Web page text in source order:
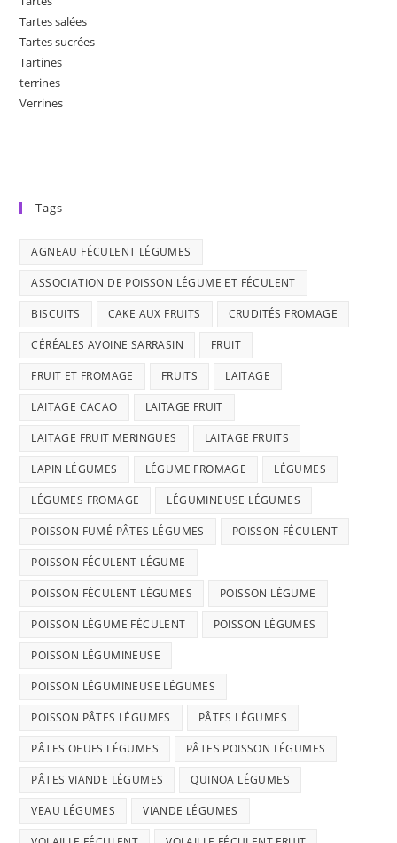
Tartes salées
Tartes sucrées
Tartines
terrines
Verrines
Tags
AGNEAU FÉCULENT LÉGUMES
ASSOCIATION DE POISSON LÉGUME ET FÉCULENT
BISCUITS CAKE AUX FRUITS CRUDITÉS FROMAGE
CÉRÉALES AVOINE SARRASIN FRUIT
FRUIT ET FROMAGE FRUITS LAITAGE
LAITAGE CACAO LAITAGE FRUIT
LAITAGE FRUIT MERINGUES LAITAGE FRUITS
LAPIN LÉGUMES LÉGUME FROMAGE LÉGUMES
LÉGUMES FROMAGE LÉGUMINEUSE LÉGUMES
POISSON FUMÉ PÂTES LÉGUMES POISSON FÉCULENT
POISSON FÉCULENT LÉGUME
POISSON FÉCULENT LÉGUMES POISSON LÉGUME
POISSON LÉGUME FÉCULENT POISSON LÉGUMES
POISSON LÉGUMINEUSE
POISSON LÉGUMINEUSE LÉGUMES
POISSON PÂTES LÉGUMES PÂTES LÉGUMES
PÂTES OEUFS LÉGUMES PÂTES POISSON LÉGUMES
PÂTES VIANDE LÉGUMES QUINOA LÉGUMES
VEAU LÉGUMES VIANDE LÉGUMES